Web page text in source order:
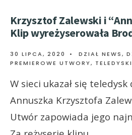
Krzysztof Zalewski i
Klip wyreżyserowała
30 LIPCA, 2020 • DZIAŁ NEWS,
PREMIEROWE UTWORY, TELEDYSKI
W sieci ukazał się
Annuszka Krzysztofa
Utwór zapowiada jego